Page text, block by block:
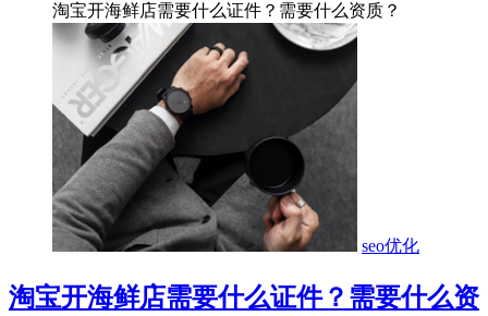
淘宝开海鲜店需要什么证件？需要什么资质？
seo优化
淘宝开海鲜店需要什么证件？需要什么资